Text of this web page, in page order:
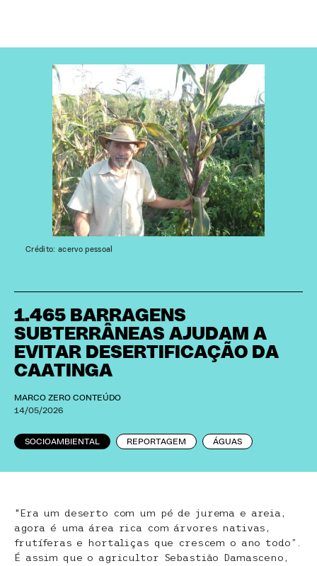
1.465 BARRAGENS
SUBTERRÂNEAS AJUDAM A
EVITAR DESERTIFICAÇÃO DA
CAATINGA
MARCO ZERO CONTEÚDO
14/05/2026
SOCIOAMBIENTAL REPORTAGEM ÁGUAS
Crédito: acervo pessoal
“Era um deserto com um pé de jurema e areia,
agora é uma área rica com árvores nativas,
frutíferas e hortaliças que crescem o ano todo”.
É assim que o agricultor Sebastião Damasceno,